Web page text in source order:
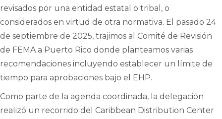
revisados por una entidad estatal o tribal, o
considerados en virtud de otra normativa. El pasado 24
de septiembre de 2025, trajimos al Comité de Revisión
de FEMA a Puerto Rico donde planteamos varias
recomendaciones incluyendo establecer un límite de
tiempo para aprobaciones bajo el EHP.
Como parte de la agenda coordinada, la delegación
realizó un recorrido del Caribbean Distribution Center